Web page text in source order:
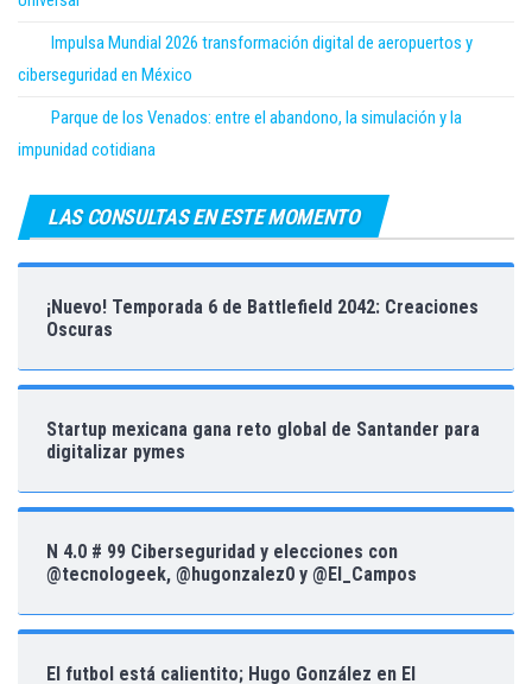
Impulsa Mundial 2026 transformación digital de aeropuertos y
ciberseguridad en México
Parque de los Venados: entre el abandono, la simulación y la
impunidad cotidiana
LAS CONSULTAS EN ESTE MOMENTO
¡Nuevo! Temporada 6 de Battlefield 2042: Creaciones
Oscuras
Startup mexicana gana reto global de Santander para
digitalizar pymes
N 4.0 # 99 Ciberseguridad y elecciones con
@tecnologeek, @hugonzalez0 y @El_Campos
El futbol está calientito; Hugo González en El